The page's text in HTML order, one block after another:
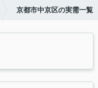
京都市中京区の実需一覧